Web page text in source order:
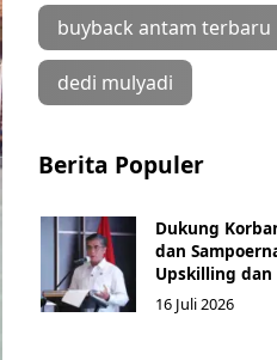
buyback antam terbaru
dedi mulyadi
Berita Populer
Dukung
dan
Upskilling dan
16 Juli 2026